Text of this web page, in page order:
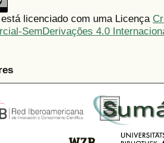
licenciado com uma Licença
SemDerivações 4.0